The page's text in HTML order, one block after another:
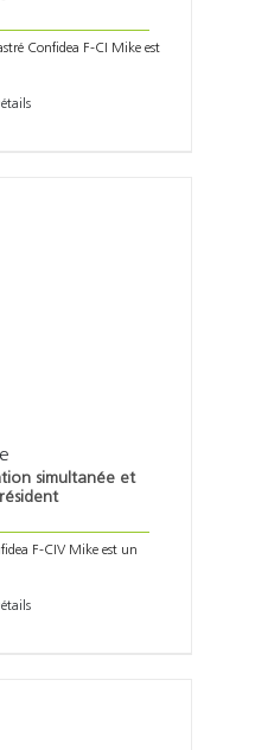
Confidea F-CI Mike est
simultanée et
F-CIV Mike est un